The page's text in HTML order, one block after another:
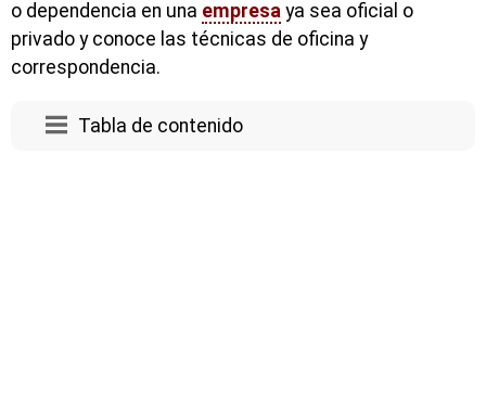
o dependencia en una empresa ya sea oficial o
privado y conoce las técnicas de oficina y
correspondencia.
Tabla de contenido